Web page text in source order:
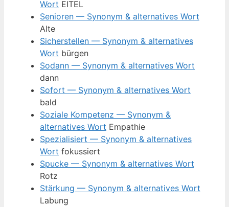
Wort EITEL
Senioren — Synonym & alternatives Wort
Alte
Sicherstellen — Synonym & alternatives
Wort bürgen
Sodann — Synonym & alternatives Wort
dann
Sofort — Synonym & alternatives Wort
bald
Soziale Kompetenz — Synonym &
alternatives Wort Empathie
Spezialisiert — Synonym & alternatives
Wort fokussiert
Spucke — Synonym & alternatives Wort
Rotz
Stärkung — Synonym & alternatives Wort
Labung